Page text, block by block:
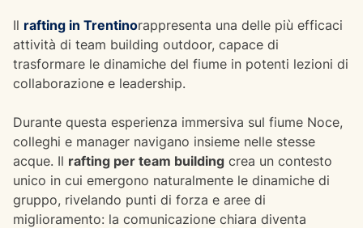
Il rafting in Trentinorappresenta una delle più efficaci
attività di team building outdoor, capace di
trasformare le dinamiche del fiume in potenti lezioni di
collaborazione e leadership.
Durante questa esperienza immersiva sul fiume Noce,
colleghi e manager navigano insieme nelle stesse
acque. Il rafting per team building crea un contesto
unico in cui emergono naturalmente le dinamiche di
gruppo, rivelando punti di forza e aree di
miglioramento: la comunicazione chiara diventa